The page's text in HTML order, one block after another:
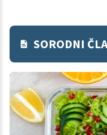
SORODNI